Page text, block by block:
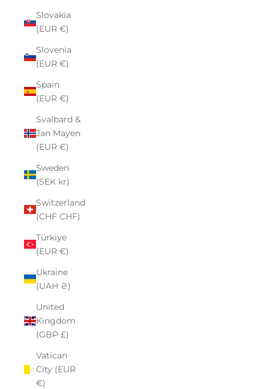
Slovakia
(EUR €)
Slovenia
(EUR €)
Spain
(EUR €)
Svalbard &
Jan Mayen
(EUR €)
Sweden
(SEK kr)
Switzerland
(CHF CHF)
Türkiye
(EUR €)
Ukraine
(UAH ₴)
United
Kingdom
(GBP £)
Vatican
City (EUR
€)